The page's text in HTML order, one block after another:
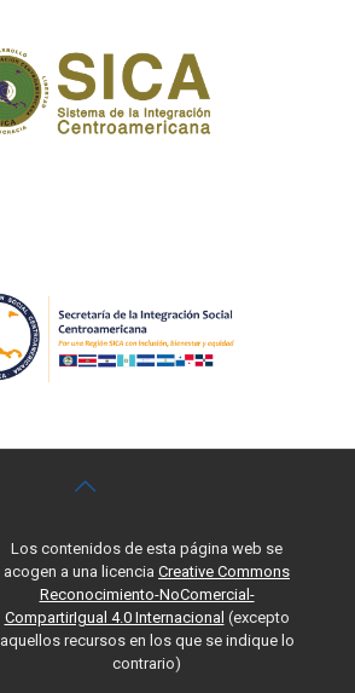
Los contenidos de esta página web se
acogen a una licencia Creative Commons
Reconocimiento-NoComercial-
CompartirIgual 4.0 Internacional (excepto
aquellos recursos en los que se indique lo
contrario)